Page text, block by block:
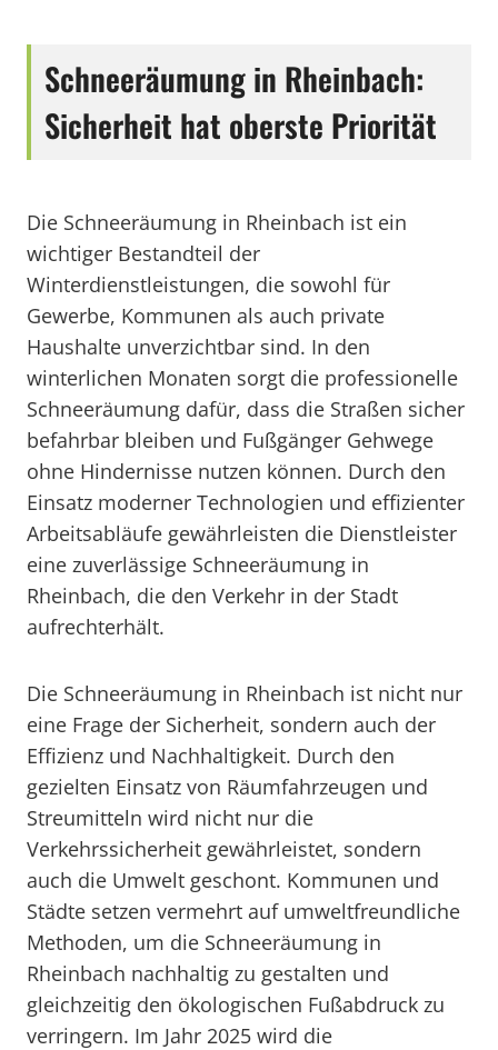
Schneeräumung in Rheinbach:
Sicherheit hat oberste Priorität
Die Schneeräumung in Rheinbach ist ein
wichtiger Bestandteil der
Winterdienstleistungen, die sowohl für
Gewerbe, Kommunen als auch private
Haushalte unverzichtbar sind. In den
winterlichen Monaten sorgt die professionelle
Schneeräumung dafür, dass die Straßen sicher
befahrbar bleiben und Fußgänger Gehwege
ohne Hindernisse nutzen können. Durch den
Einsatz moderner Technologien und effizienter
Arbeitsabläufe gewährleisten die Dienstleister
eine zuverlässige Schneeräumung in
Rheinbach, die den Verkehr in der Stadt
aufrechterhält.
Die Schneeräumung in Rheinbach ist nicht nur
eine Frage der Sicherheit, sondern auch der
Effizienz und Nachhaltigkeit. Durch den
gezielten Einsatz von Räumfahrzeugen und
Streumitteln wird nicht nur die
Verkehrssicherheit gewährleistet, sondern
auch die Umwelt geschont. Kommunen und
Städte setzen vermehrt auf umweltfreundliche
Methoden, um die Schneeräumung in
Rheinbach nachhaltig zu gestalten und
gleichzeitig den ökologischen Fußabdruck zu
verringern. Im Jahr 2025 wird die